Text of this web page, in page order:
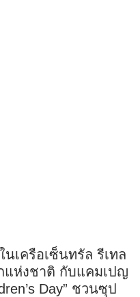
นเครือเซ็นทรัล รีเทล
แห่งชาติ กับแคมเปญ
Day” ชวนซุป